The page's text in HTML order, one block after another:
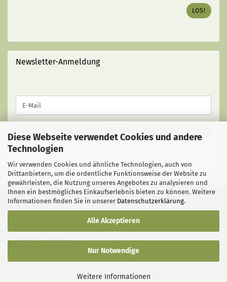
Diese Webseite verwendet Cookies und andere
Technologien
Wir verwenden Cookies und ähnliche Technologien, auch von
Drittanbietern, um die ordentliche Funktionsweise der Website zu
gewährleisten, die Nutzung unseres Angebotes zu analysieren und
Ihnen ein bestmögliches Einkaufserlebnis bieten zu können. Weitere
Informationen finden Sie in unserer Datenschutzerklärung.
Alle Akzeptieren
Nur Notwendige
Weitere Informationen
(MIT
STRICHEN):
LOS!
Newsletter-Anmeldung
ZUR
E-
Mail
Liefer- und Versandkosten|Privatsphäre und Datenschutz
Kontakt Widerrufsrecht
Einstellungen
Vertrag widerrufen